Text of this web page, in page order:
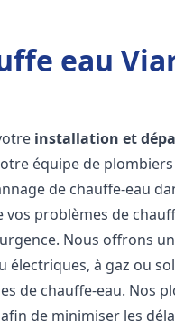
eau
installation et
équipe de
de chauffe-eau
problèmes de
Nous offrons
à gaz ou
de chauffe-eau. Nos
de minimiser les